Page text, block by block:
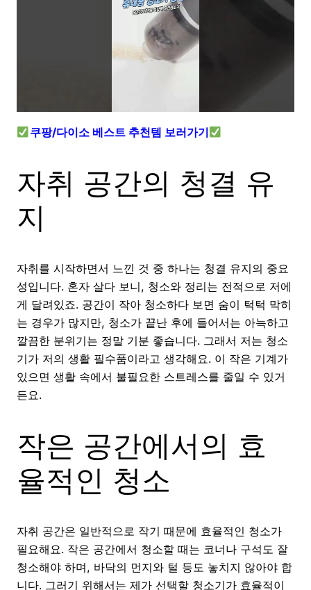
쿠팡/다이소 베스트 추천템 보러가기
자취 공간의 청결 유
지
자취를 시작하면서 느낀 것 중 하나는 청결 유지의 중요
성입니다. 혼자 살다 보니, 청소와 정리는 전적으로 저에
게 달려있죠. 공간이 작아 청소하다 보면 숨이 턱턱 막히
는 경우가 많지만, 청소가 끝난 후에 들어서는 아늑하고
깔끔한 분위기는 정말 기분 좋습니다. 그래서 저는 청소
기가 저의 생활 필수품이라고 생각해요. 이 작은 기계가
있으면 생활 속에서 불필요한 스트레스를 줄일 수 있거
든요.
작은 공간에서의 효
율적인 청소
자취 공간은 일반적으로 작기 때문에 효율적인 청소가
필요해요. 작은 공간에서 청소할 때는 코너나 구석도 잘
청소해야 하며, 바닥의 먼지와 털 등도 놓치지 않아야 합
니다. 그러기 위해서는 제가 선택할 청소기가 효율적이